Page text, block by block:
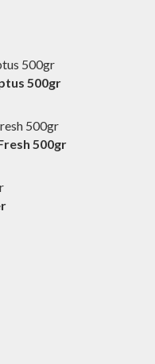
500gr
500gr